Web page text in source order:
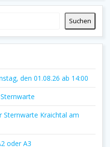
Suchen
den 01.08.26 ab 14:00
Sternwarte Kraichtal am
oder A3